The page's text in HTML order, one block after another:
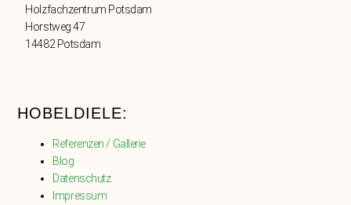
Holzfachzentrum Potsdam
Horstweg 47
14482 Potsdam
HOBELDIELE:
Referenzen / Gallerie
Blog
Datenschutz
Impressum